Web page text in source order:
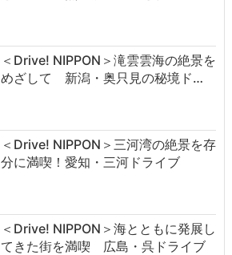
＜Drive! NIPPON＞滝雲雲海の絶景を
めざして 新潟・奥只見の秘境ド…
＜Drive! NIPPON＞三河湾の絶景を存
分に満喫！愛知・三河ドライブ
＜Drive! NIPPON＞海とともに発展し
てきた街を満喫 広島・呉ドライブ